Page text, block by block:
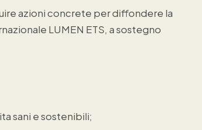
azioni concrete per diffondere la
LUMEN ETS, a sostegno
sani e sostenibili;